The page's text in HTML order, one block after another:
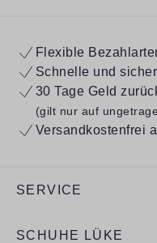
Flexible
Schnelle und
30 Tage Geld
(gilt nur auf
Versandkostenfrei
SERVICE
SCHUHE LÜKE